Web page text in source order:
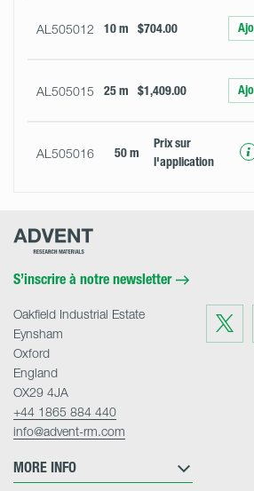
AL505012 10 m $704.00
AL505015 25 m $1,409.00
AL505016 50 m
Prix ​​sur
l'application
Advent
S’inscrire à notre newsletter
Visit
us
on
Twitter
MORE INFO
Oakfield Industrial Estate
Eynsham
Oxford
England
OX29 4JA
+44 1865 884 440
info@advent-rm.com